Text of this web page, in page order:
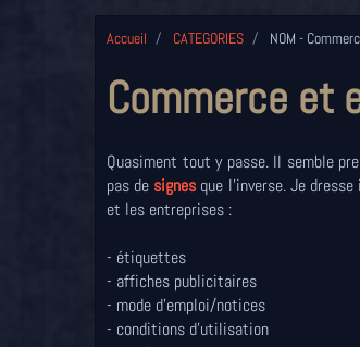
Accueil CATEGORIES NOM -
Commerce et
Quasiment tout y passe. Il semble
pas de signes que l'inverse. Je
et les entreprises :
- étiquettes
- affiches publicitaires
- mode d'emploi/notices
- conditions d'utilisation